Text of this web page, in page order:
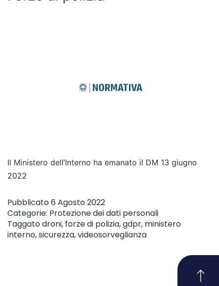
Il Ministero dell’Interno ha emanato il DM 13 giugno
2022
Pubblicato6 Agosto 2022
Categorie: Protezione dei dati personali
Taggatodroni, forze di polizia,gdpr, ministero
interno,sicurezza,videosorveglianza